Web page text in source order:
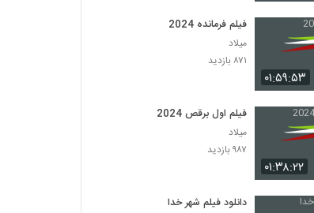
۰۱:۵۹:۵۳
فیلم فرمانده 2024
میلاد
۸۷۱ بازدید
۰۱:۳۸:۲۲
فیلم اول برقص 2024
میلاد
۹۸۷ بازدید
دانلود فیلم شهر خدا